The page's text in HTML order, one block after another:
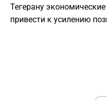
Тегерану
привести к усилению